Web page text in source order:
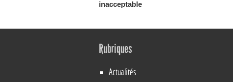
inacceptable
Rubriques
Actualités